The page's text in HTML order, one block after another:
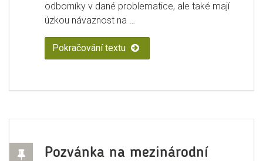
odborníky v dané problematice, ale také mají
úzkou návaznost na …
Pokračování textu „Kurz „Základy krmivářství“
Pozvánka na mezinárodní
Příspěvek